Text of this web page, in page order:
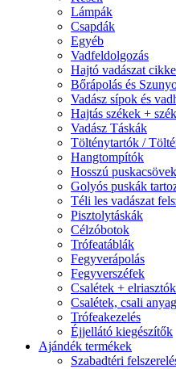
Lámpák
Csapdák
Egyéb
Vadfeldolgozás
Hajtó vadászat
Bőrápolás és
Vadász sípok és
Hajtás székek +
Vadász Táskák
Tölténytartók /
Hangtompítók
Hosszú puskacsövek
Golyós puskák
Téli les vadászat
Pisztolytáskák
Célzóbotok
Trófeatáblák
Fegyverápolás
Fegyverszéfek
Csalétek + elriasztók
Csalétek, csali
Trófeakezelés
Éjjellátó kiegészítők
Ajándék termékek
Szabadtéri